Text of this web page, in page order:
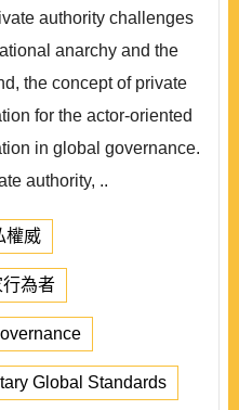
authority challenges
anarchy and the
the concept of private
for the actor-oriented
in global governance.
authority, ..
權威
為者
Global Standards